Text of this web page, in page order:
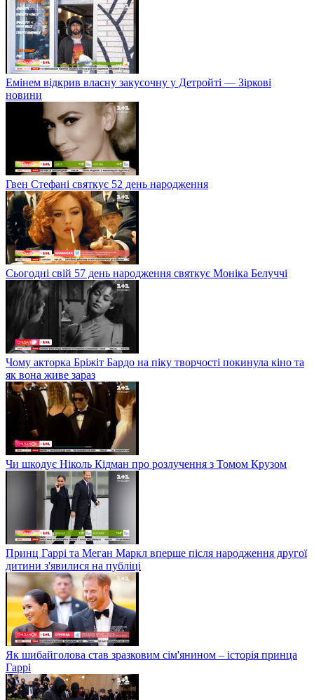
Емінем відкрив власну закусочну у Детройті — Зіркові
новини
Гвен Стефані святкує 52 день народження
Сьогодні свій 57 день народження святкує Моніка Белуччі
Чому акторка Бріжіт Бардо на піку творчості покинула кіно та
як вона живе зараз
Чи шкодує Ніколь Кідман про розлучення з Томом Крузом
Принц Гаррі та Меган Маркл вперше після народження другої
дитини з'явилися на публіці
Як шибайголова став зразковим сім'янином – історія принца
Гаррі